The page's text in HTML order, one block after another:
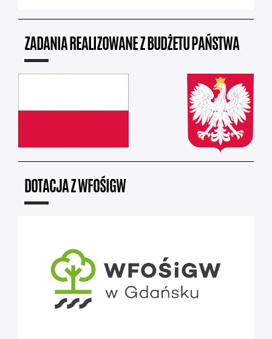
ZADANIA REALIZOWANE Z BUDŻETU PAŃSTWA
DOTACJA Z WFOŚIGW